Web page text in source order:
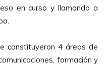
en curso y llamando a
constituyeron 4 áreas de
formación y